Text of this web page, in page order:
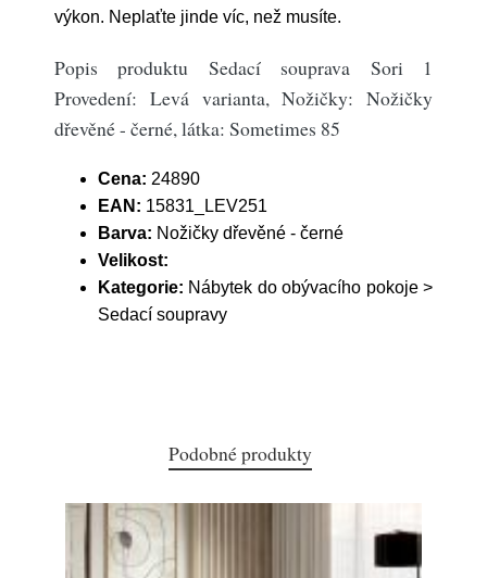
výkon. Neplaťte jinde víc, než musíte.
Popis produktu Sedací souprava Sori 1
Provedení: Levá varianta, Nožičky: Nožičky
dřevěné - černé, látka: Sometimes 85
Cena: 24890
EAN: 15831_LEV251
Barva: Nožičky dřevěné - černé
Velikost:
Kategorie: Nábytek do obývacího pokoje >
Sedací soupravy
Podobné produkty